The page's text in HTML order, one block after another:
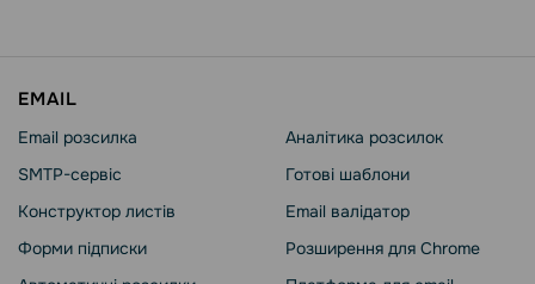
EMAIL
Email розсилка
SMTP-сервіс
Конструктор листів
Форми підписки
Аналітика розсилок
Готові шаблони
Email валідатор
Розширення для Chrome